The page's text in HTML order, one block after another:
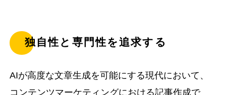
独自性と専門性を追求する
AIが高度な文章生成を可能にする現代において、
コンテンツマーケティングにおける記事作成で